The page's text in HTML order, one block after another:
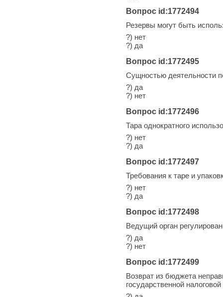
Вопрос id:1772494
Резервы могут быть
?) нет
?) да
Вопрос id:1772495
Сущностью деятельности
?) да
?) нет
Вопрос id:1772496
Тара однократного
?) нет
?) да
Вопрос id:1772497
Требования к таре и
?) нет
?) да
Вопрос id:1772498
Ведущий орган
?) да
?) нет
Вопрос id:1772499
Возврат из бюджета
государственной